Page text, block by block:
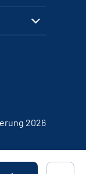
2026